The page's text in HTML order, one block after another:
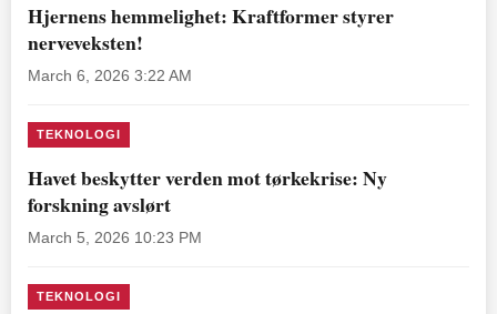
Hjernens hemmelighet: Kraftformer styrer
nerveveksten!
March 6, 2026 3:22 AM
TEKNOLOGI
Havet beskytter verden mot tørkekrise: Ny
forskning avslørt
March 5, 2026 10:23 PM
TEKNOLOGI